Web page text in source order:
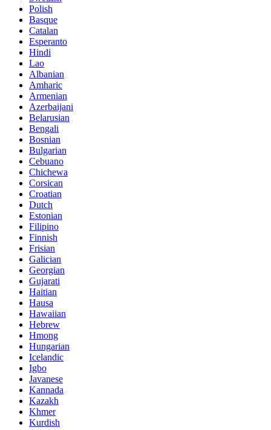
Polish
Basque
Catalan
Esperanto
Hindi
Lao
Albanian
Amharic
Armenian
Azerbaijani
Belarusian
Bengali
Bosnian
Bulgarian
Cebuano
Chichewa
Corsican
Croatian
Dutch
Estonian
Filipino
Finnish
Frisian
Galician
Georgian
Gujarati
Haitian
Hausa
Hawaiian
Hebrew
Hmong
Hungarian
Icelandic
Igbo
Javanese
Kannada
Kazakh
Khmer
Kurdish